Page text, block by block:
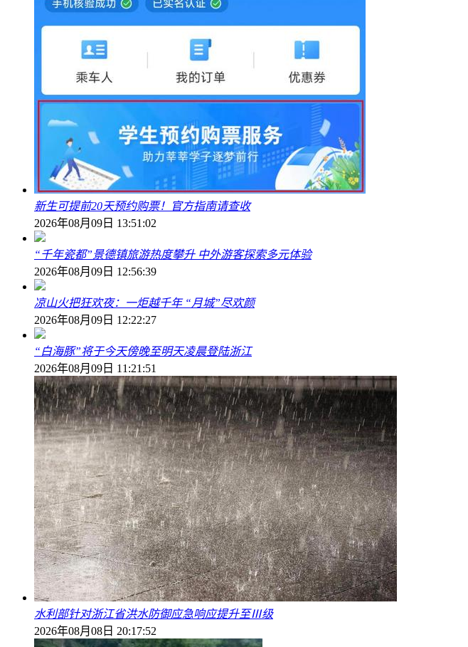
新生可提前20天预约购票！官方指南请查收
2026年08月09日 13:51:02
“千年瓷都”景德镇旅游热度攀升 中外游客探索多元体验
2026年08月09日 12:56:39
凉山火把狂欢夜：一炬越千年 “月城”尽欢颜
2026年08月09日 12:22:27
“白海豚”将于今天傍晚至明天凌晨登陆浙江
2026年08月09日 11:21:51
水利部针对浙江省洪水防御应急响应提升至Ⅲ级
2026年08月08日 20:17:52